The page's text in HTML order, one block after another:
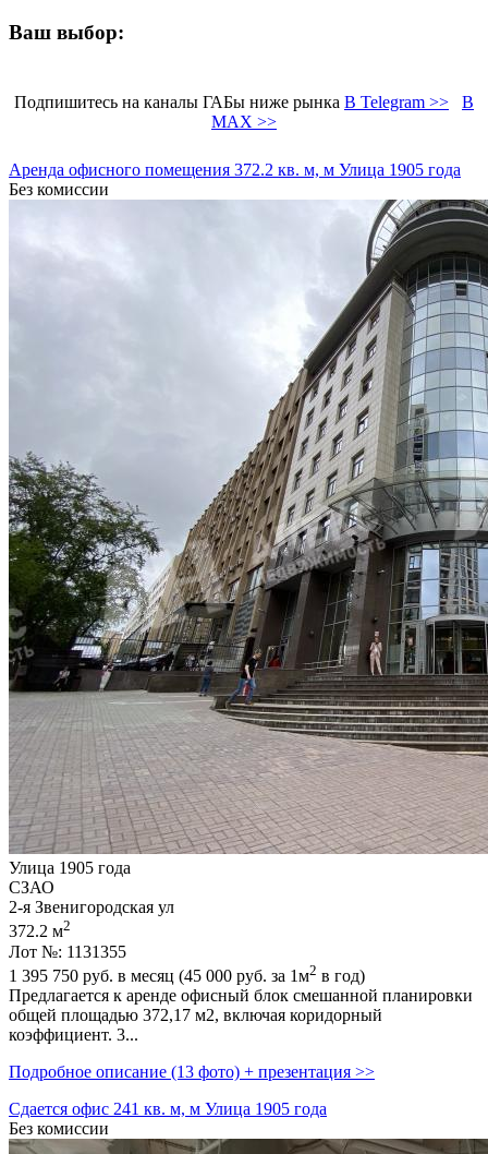
Ваш выбор:
Подпишитесь на каналы ГАБы ниже рынка В Telegram >>
В
MAX >>
Аренда офисного помещения 372.2 кв. м, м Улица 1905 года
Без комиссии
Улица 1905 года
СЗАО
2-я Звенигородская ул
372.2 м2
Лот №: 1131355
1 395 750 руб. в месяц (45 000 руб. за 1м2 в год)
Предлагается к аренде офисный блок смешанной планировки
общей площадью 372,­17 м2,­ включая коридорный
коэффициент. 3...
Подробное описание (13 фото) + презентация >>
Сдается офис 241 кв. м, м Улица 1905 года
Без комиссии